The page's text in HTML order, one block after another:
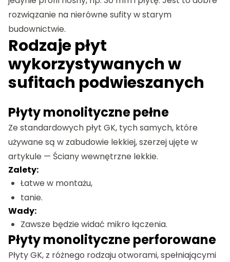
rozwiązanie na nierówne sufity w starym
budownictwie.
Rodzaje płyt
wykorzystywanych w
sufitach podwieszanych
Płyty monolityczne pełne
Ze standardowych płyt GK, tych samych, które
używane są w zabudowie lekkiej, szerzej ujęte w
artykule — Ściany wewnętrzne lekkie.
Zalety:
Łatwe w montażu,
tanie.
Wady:
Zawsze będzie widać mikro łączenia.
Płyty monolityczne perforowane
Płyty GK, z różnego rodzaju otworami, spełniającymi